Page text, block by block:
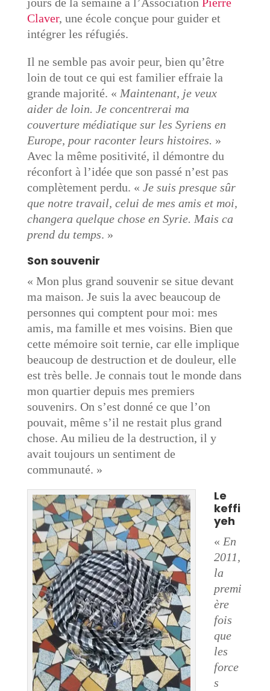
Claver, une école conçue pour guider et
intégrer les réfugiés.
Il ne semble pas avoir peur, bien qu’être
loin de tout ce qui est familier effraie la
grande majorité. « Maintenant, je veux
aider de loin. Je concentrerai ma
couverture médiatique sur les Syriens en
Europe, pour raconter leurs histoires. »
Avec la même positivité, il démontre du
réconfort à l’idée que son passé n’est pas
complètement perdu. « Je suis presque sûr
que notre travail, celui de mes amis et moi,
changera quelque chose en Syrie. Mais ca
prend du temps. »
Son souvenir
« Mon plus grand souvenir se situe devant
ma maison. Je suis la avec beaucoup de
personnes qui comptent pour moi: mes
amis, ma famille et mes voisins. Bien que
cette mémoire soit ternie, car elle implique
beaucoup de destruction et de douleur, elle
est très belle. Je connais tout le monde dans
mon quartier depuis mes premiers
souvenirs. On s’est donné ce que l’on
pouvait, même s’il ne restait plus grand
chose. Au milieu de la destruction, il y
avait toujours un sentiment de
communauté. »
Le
keffi
yeh
« En
2011,
la
premi
ère
fois
que
les
force
s